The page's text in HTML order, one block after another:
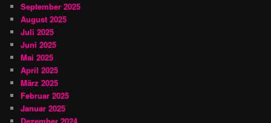
September 2025
August 2025
Juli 2025
Juni 2025
Mai 2025
April 2025
März 2025
Februar 2025
Januar 2025
Dezember 2024